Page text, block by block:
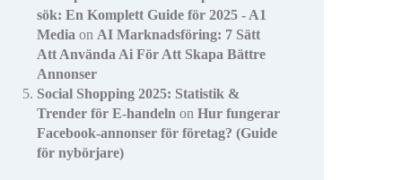
sök: En Komplett Guide för 2025 - A1
Media on AI Marknadsföring: 7 Sätt
Att Använda Ai För Att Skapa Bättre
Annonser
Social Shopping 2025: Statistik &
Trender för E-handeln on Hur fungerar
Facebook-annonser för företag? (Guide
för nybörjare)